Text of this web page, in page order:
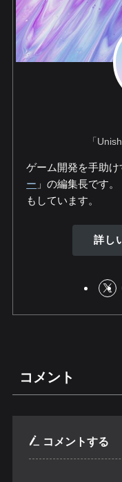
「
ゲーム開発を手助
ー 」の編集長です。
もしています。
詳し
コメント
コメントする